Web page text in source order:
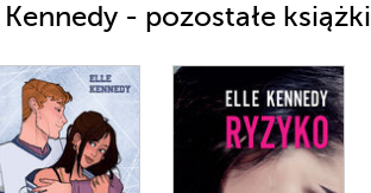
Kennedy - pozostałe książki